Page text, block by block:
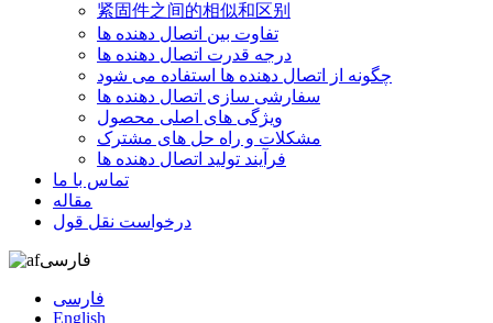
紧固件之间的相似和区别
تفاوت بین اتصال دهنده ها
درجه قدرت اتصال دهنده ها
چگونه از اتصال دهنده ها استفاده می شود
سفارشی سازی اتصال دهنده ها
ویژگی های اصلی محصول
مشکلات و راه حل های مشترک
فرآیند تولید اتصال دهنده ها
تماس با ما
مقاله
درخواست نقل قول
فارسی
فارسی
English